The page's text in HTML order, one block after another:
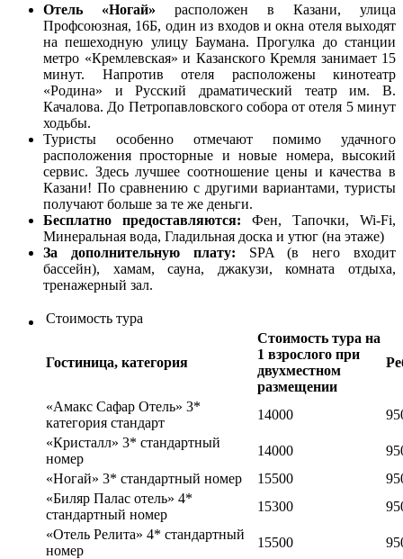
Отель «Ногай» расположен в Казани, улица
Профсоюзная, 16Б, один из входов и окна отеля выходят
на пешеходную улицу Баумана. Прогулка до станции
метро «Кремлевская» и Казанского Кремля занимает 15
минут. Напротив отеля расположены кинотеатр
«Родина» и Русский драматический театр им. В.
Качалова. До Петропавловского собора от отеля 5 минут
ходьбы.
Туристы особенно отмечают помимо удачного
расположения просторные и новые номера, высокий
сервис. Здесь лучшее соотношение цены и качества в
Казани! По сравнению с другими вариантами, туристы
получают больше за те же деньги.
Бесплатно предоставляются: Фен, Тапочки, Wi-Fi,
Минеральная вода, Гладильная доска и утюг (на этаже)
За дополнительную плату: SPA (в него входит
бассейн), хамам, сауна, джакузи, комната отдыха,
тренажерный зал.
Cтоимость тура
Гостиница, категория
Стоимость тура на
1 взрослого при
двухместном
размещении
«Амакс Сафар Отель» 3*
категория стандарт
14000
«Кристалл» 3* стандартный
номер
14000
«Ногай» 3* стандартный номер
15500
«Биляр Палас отель» 4*
стандартный номер
15300
«Отель Релита» 4* стандартный
номер
15500